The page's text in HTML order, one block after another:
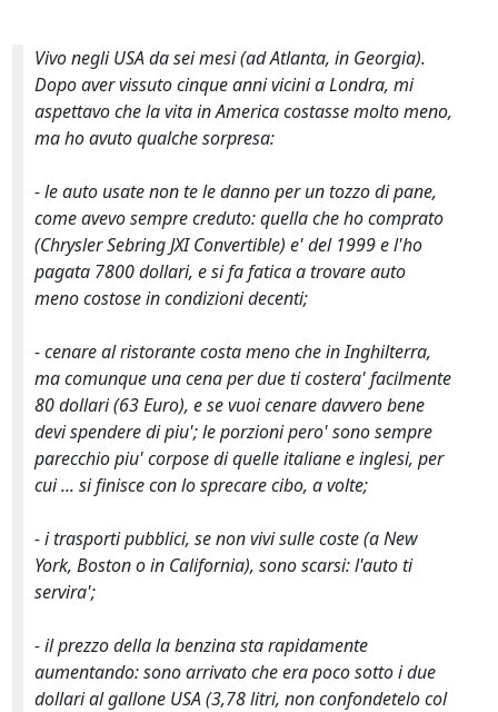
Vivo negli USA da sei mesi (ad Atlanta, in Georgia).
Dopo aver vissuto cinque anni vicini a Londra, mi
aspettavo che la vita in America costasse molto meno,
ma ho avuto qualche sorpresa:
- le auto usate non te le danno per un tozzo di pane,
come avevo sempre creduto: quella che ho comprato
(Chrysler Sebring JXI Convertible) e' del 1999 e l'ho
pagata 7800 dollari, e si fa fatica a trovare auto
meno costose in condizioni decenti;
- cenare al ristorante costa meno che in Inghilterra,
ma comunque una cena per due ti costera' facilmente
80 dollari (63 Euro), e se vuoi cenare davvero bene
devi spendere di piu'; le porzioni pero' sono sempre
parecchio piu' corpose di quelle italiane e inglesi, per
cui ... si finisce con lo sprecare cibo, a volte;
- i trasporti pubblici, se non vivi sulle coste (a New
York, Boston o in California), sono scarsi: l'auto ti
servira';
- il prezzo della la benzina sta rapidamente
aumentando: sono arrivato che era poco sotto i due
dollari al gallone USA (3,78 litri, non confondetelo col